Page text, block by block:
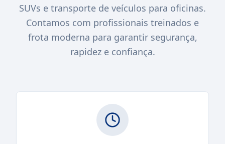
SUVs e transporte de veículos para oficinas.
Contamos com profissionais treinados e
frota moderna para garantir segurança,
rapidez e confiança.